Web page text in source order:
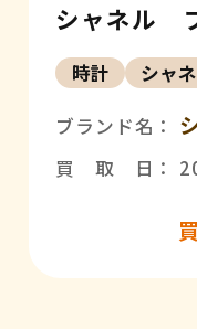
シャネル
時計 シャ
ブランド名：
買 取 日：